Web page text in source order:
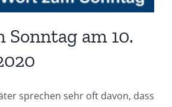
am 10.
sprechen sehr oft davon, dass